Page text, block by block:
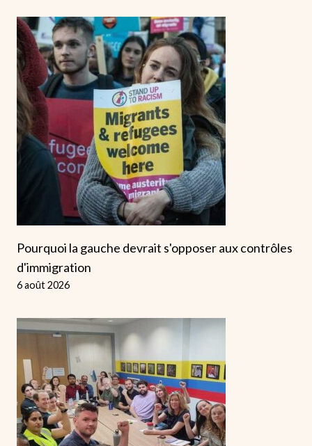
Pourquoi la gauche devrait s'opposer aux contrôles
d'immigration
6 août 2026